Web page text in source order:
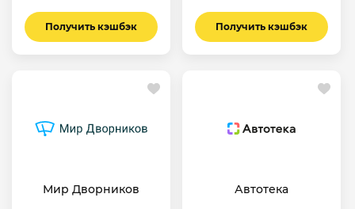
Получить кэшбэк Получить кэшбэк
Мир Дворников Автотека